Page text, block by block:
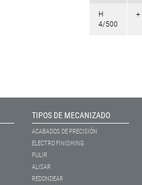
H
4/500
+
TIPOS DE MECANIZADO
ACABADOS DE PRECISIÓN
ELECTRO FINISHING
PULIR
ALISAR
REDONDEAR